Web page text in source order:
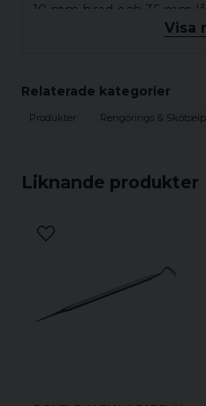
Liknande produkter
10 mm bred och 35 mm
änden har en borste som
lämplig för upphängning.
Visa
Relaterade kategorier
Produkter Rengörings &